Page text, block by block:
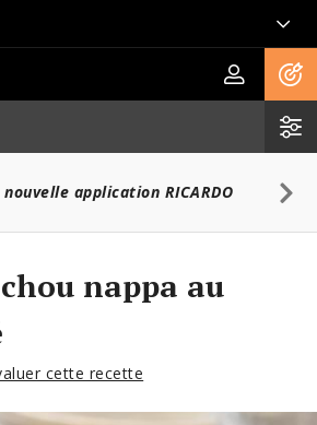
application RICARDO
nappa au
cette recette